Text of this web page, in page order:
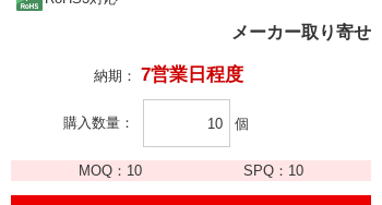
メーカー取り寄せ
納期： 7営業日程度
購入数量 個
MOQ： 10 SPQ： 10